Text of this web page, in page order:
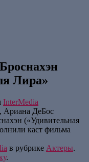
Лира»
InterMedia
Ариана ДеБос
(«Удивительная
каст фильма
в рубрике Актеры.
.